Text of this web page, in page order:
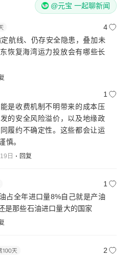
@元宝 一起聊新闻
4
航线、仍存安全隐患，叠加未
恢复海湾运力投放会有哪些长
1
是收费机制不明带来的成本压
的安全风险溢价，以及地缘政
履约不确定性。这些都会让运
慎。
日 回复
1
占全年进口量8%自己就是产油
是那些石油进口量大的国家
2